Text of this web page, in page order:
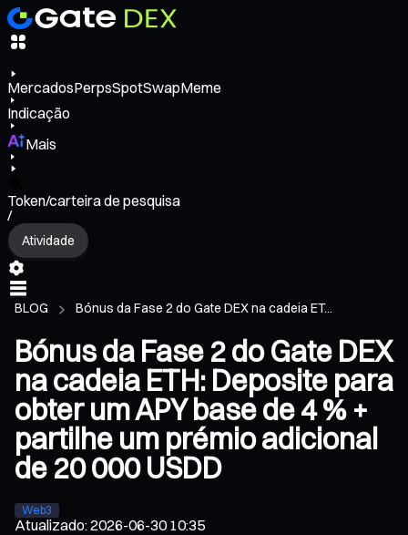
MercadosPerpsSpotSwapMeme
Indicação
Mais
Token/carteira de pesquisa
/
Atividade
BLOG Bónus da Fase 2 do Gate DEX na cadeia ET...
Bónus da Fase 2 do Gate DEX
na cadeia ETH: Deposite para
obter um APY base de 4 % +
partilhe um prémio adicional
de 20 000 USDD
Web3
Atualizado:2026-06-30 10:35